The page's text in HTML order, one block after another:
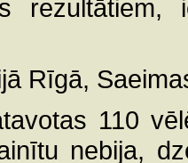
rezultātiem,
Rīgā,
110
nebija,